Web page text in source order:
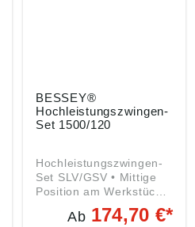
BESSEY®
Hochleistungszwingen-
Set 1500/120
Hochleistungszwingen-
Set SLV/GSV • Mittige
Position am Werkstück
verhindert das Kippen •
Werkzeugloses
Ab 174,70 €*